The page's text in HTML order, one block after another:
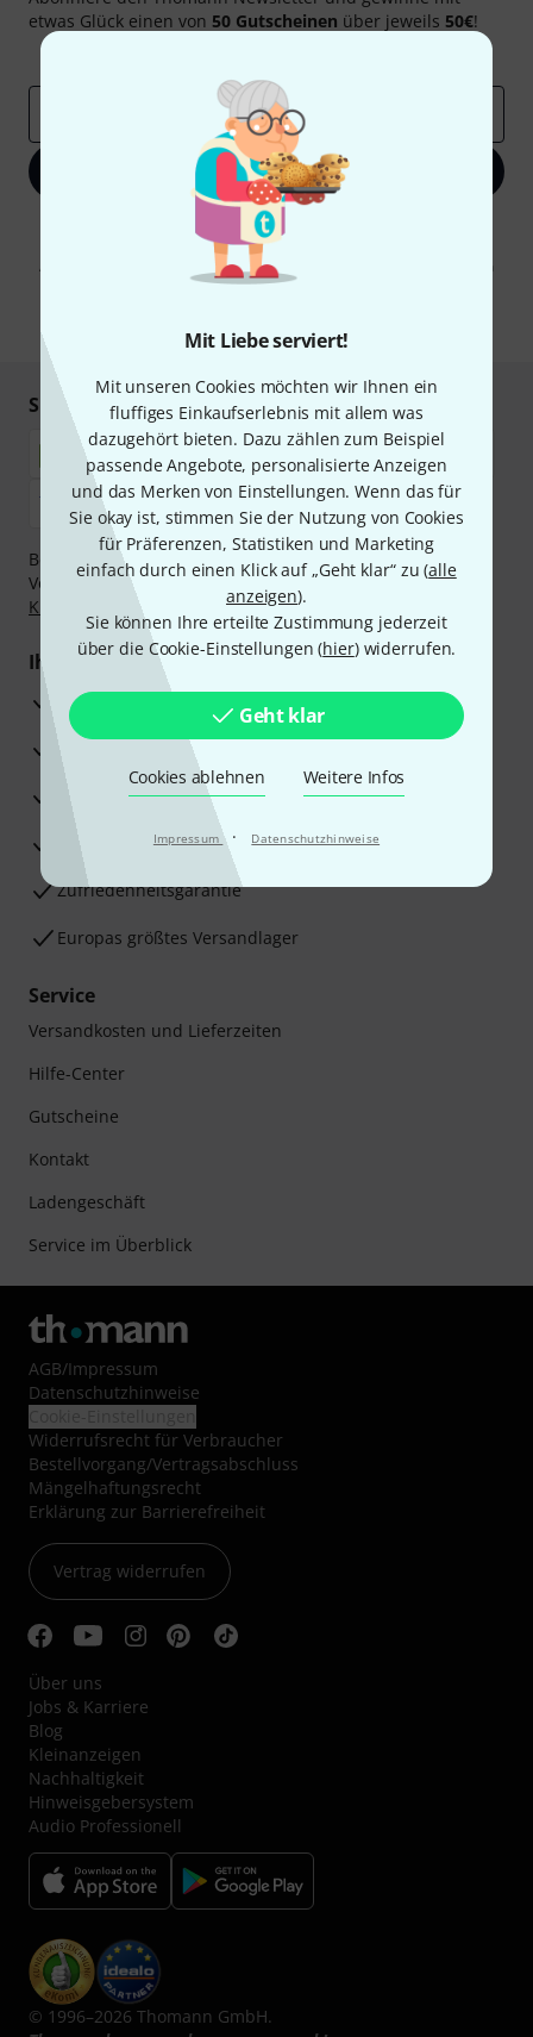
Mit Liebe serviert!
Mit unseren Cookies möchten wir Ihnen ein
fluffiges Einkaufserlebnis mit allem was
dazugehört bieten. Dazu zählen zum Beispiel
passende Angebote, personalisierte Anzeigen
und das Merken von Einstellungen. Wenn das für
Sie okay ist, stimmen Sie der Nutzung von Cookies
für Präferenzen, Statistiken und Marketing
einfach durch einen Klick auf „Geht klar“ zu (alle
anzeigen).
Sie können Ihre erteilte Zustimmung jederzeit
über die Cookie-Einstellungen (hier) widerrufen.
Geht klar
Cookies ablehnen Weitere Infos
Impressum · Datenschutzhinweise
etwas Glück einen von 50 Gutscheinen über jeweils 50€!
Thomann Insights
Jetzt anmelden
Mit Klick auf „Jetzt anmelden“ stimmen Sie dem Erhalt von E-Mail-
Werbung und einer Messung des E-Mail-Nutzungsverhaltens zu. Die
Abmeldung ist jederzeit möglich. Weitere Informationen finden Sie in
unserenDatenschutzhinweisen
Sicher einkaufen & bezahlen
Bezahlen Sie vertraulich und sicher per Nachnahme,
Vorkasse, PayPal, Amazon Pay,Klarna Sofort bezahlen
Klarna Ratenzahlung
oder Kreditkarte.
Ihre Vorteile
3 Jahre Thomann Garantie
30 Tage Money-Back-Garantie
Reparaturservice
Beratung durch Fachexperten
Zufriedenheitsgarantie
Europas größtes Versandlager
Service
Versandkosten und Lieferzeiten
Hilfe-Center
Gutscheine
Kontakt
Ladengeschäft
Service im Überblick
AGB/Impressum
Datenschutzhinweise
Widerrufsrecht für Verbraucher
Bestellvorgang/Vertragsabschluss
Mängelhaftungsrecht
Erklärung zur Barrierefreiheit
Vertrag widerrufen
Über uns
Jobs & Karriere
Blog
Kleinanzeigen
Nachhaltigkeit
Hinweisgebersystem
Audio Professionell
© 1996–2026 Thomann GmbH.